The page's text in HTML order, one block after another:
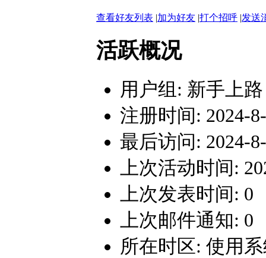
查看好友列表 |加为好友 |打个招呼 |发送
活跃概况
用户组: 新手上路
注册时间: 2024-
最后访问: 2024-
上次活动时间:
上次发表时间: 0
上次邮件通知: 0
所在时区: 使用